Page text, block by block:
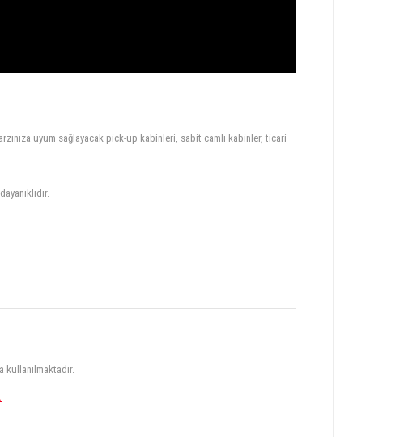
uyum sağlayacak pick-up kabinleri, sabit camlı kabinler, ticari